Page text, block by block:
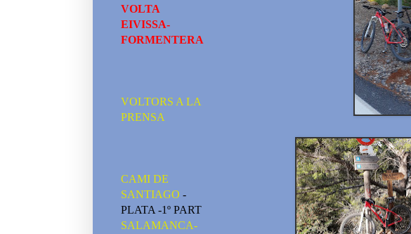
VOLTA
EIVISSA-
FORMENTERA
VOLTORS A LA
PRENSA
CAMI DE
SANTIAGO -
PLATA -1º PART
SALAMANCA-